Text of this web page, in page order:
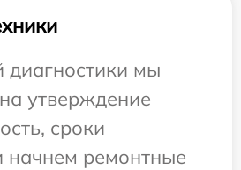
диагностики мы
утверждение
сроки
начнем ремонтные